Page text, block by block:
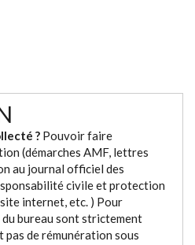
? Pouvoir faire
(démarches AMF, lettres
au journal officiel des
civile et protection
internet, etc. ) Pour
bureau sont strictement
de rémunération sous